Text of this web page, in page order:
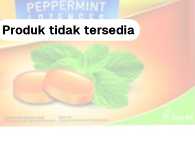
Produk tidak tersedia